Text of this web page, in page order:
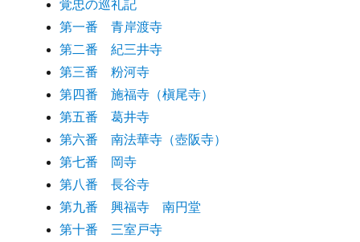
覚忠の巡礼記
第一番 青岸渡寺
第二番 紀三井寺
第三番 粉河寺
第四番 施福寺（槇尾寺）
第五番 葛井寺
第六番 南法華寺（壺阪寺）
第七番 岡寺
第八番 長谷寺
第九番 興福寺 南円堂
第十番 三室戸寺